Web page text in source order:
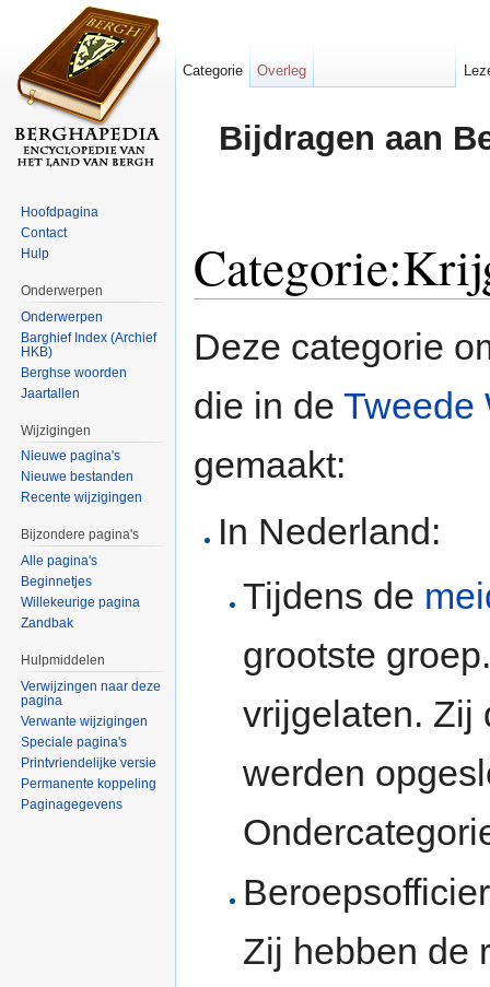
Bijdragen aan
Deze categorie
die in de Tweede
gemaakt:
In Nederland:
Tijdens de
grootste
vrijgelaten. Zij
werden
Zij hebben de
Categorie Overleg
Hoofdpagina
Contact
Hulp
Onderwerpen
Onderwerpen
Barghief Index (Archief
HKB)
Berghse woorden
Jaartallen
Wijzigingen
Nieuwe pagina's
Nieuwe bestanden
Recente wijzigingen
Bijzondere pagina's
Alle pagina's
Beginnetjes
Willekeurige pagina
Zandbak
Hulpmiddelen
Verwijzingen naar deze
pagina
Verwante wijzigingen
Speciale pagina's
Printvriendelijke versie
Permanente koppeling
Paginagegevens